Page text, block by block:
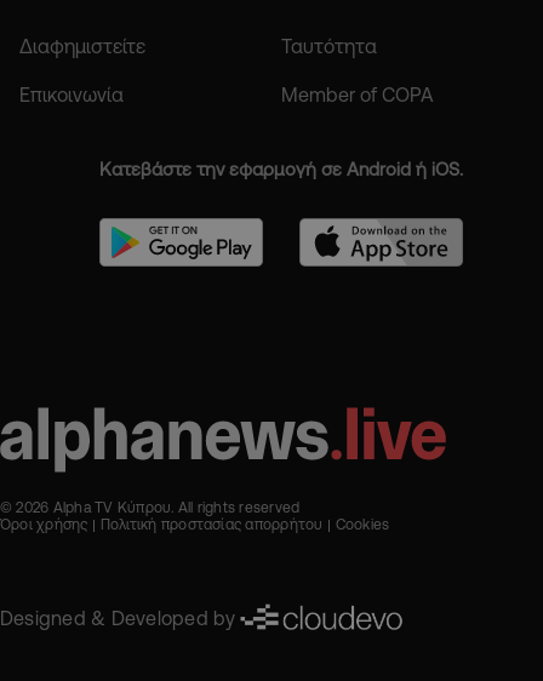
Διαφημιστείτε Ταυτότητα
Επικοινωνία Member of COPA
Κατεβάστε την εφαρμογή σε Android ή iOS.
© 2026 Alpha TV Κύπρου. All rights reserved
Όροι χρήσης
Πολιτική προστασίας απορρήτου Cookies
Designed & Developed by